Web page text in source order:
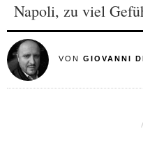
Napoli, zu viel
VON GIOVANNI